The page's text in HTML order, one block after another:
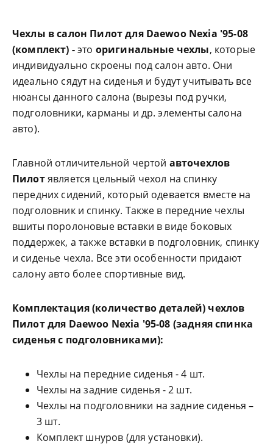
Чехлы в салон Пилот для Daewoo Nexia '95-08
(комплект) -это оригинальные чехлы, которые
индивидуально скроены под салон авто. Они
идеально сядут на сиденья и будут учитывать все
нюансы данного салона (вырезы под ручки,
подголовники, карманы и др. элементы салона
авто).
Главной отличительной чертой авточехлов
Пилотявляется цельный чехол на спинку
передних сидений, который одевается вместе на
подголовник и спинку. Также в передние чехлы
вшиты поролоновые вставки в виде боковых
поддержек, а также вставки в подголовник, спинку
и сиденье чехла. Все эти особенности придают
салону авто более спортивные вид.
Комплектация (количество деталей) чехлов
Пилот для Daewoo Nexia '95-08 (задняя спинка
сиденья с подголовниками):
Чехлы на передние сиденья - 4 шт.
Чехлы на задние сиденья - 2 шт.
Чехлы на подголовники на задние сиденья –
3 шт.
Комплект шнуров (для установки).